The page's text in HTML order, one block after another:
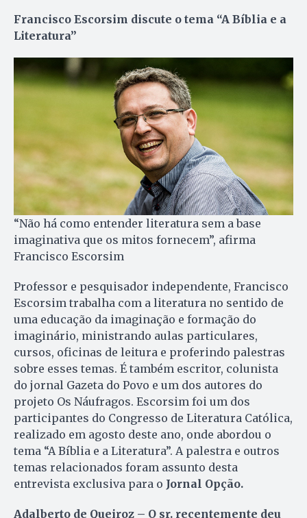
Francisco Escorsim discute o tema “A Bíblia e a
Literatura”
“Não há como entender literatura sem a base
imaginativa que os mitos fornecem”, afirma
Francisco Escorsim
Professor e pesquisador independente, Francisco
Escorsim trabalha com a literatura no sentido de
uma educação da imaginação e formação do
imaginário, ministrando aulas particulares,
cursos, oficinas de leitura e proferindo palestras
sobre esses temas. É também escritor, colunista
do jornal Gazeta do Povo e um dos autores do
projeto Os Náufragos. Escorsim foi um dos
participantes do Congresso de Literatura Católica,
realizado em agosto deste ano, onde abordou o
tema “A Bíblia e a Literatura”. A palestra e outros
temas relacionados foram assunto desta
entrevista exclusiva para o Jornal Opção.
Adalberto de Queiroz – O sr. recentemente deu